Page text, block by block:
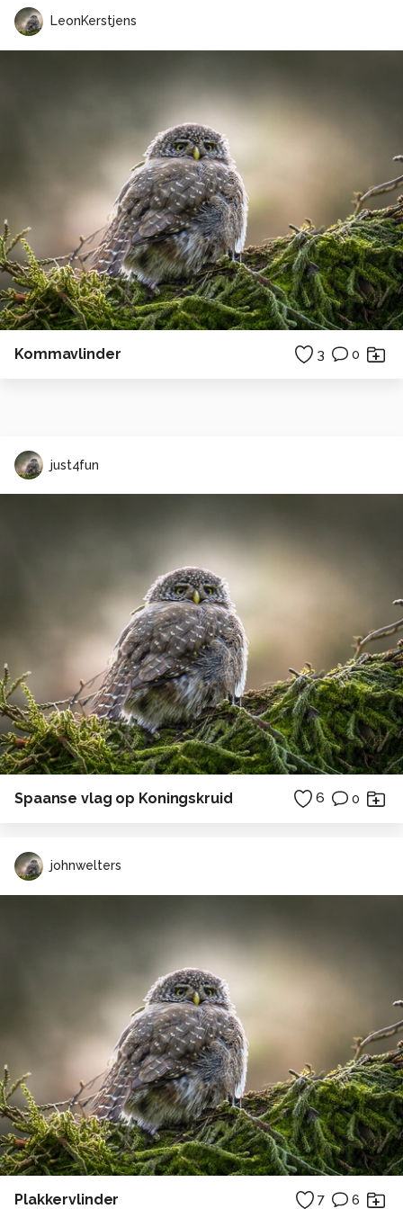
LeonKerstjens
Kommavlinder 3 0
just4fun
Spaanse vlag op Koningskruid 6 0
johnwelters
Plakkervlinder 7 6